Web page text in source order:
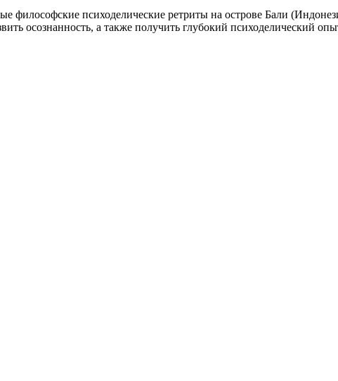
философские психоделические ретриты на острове Бали
осознанность, а также получить глубокий психоделический